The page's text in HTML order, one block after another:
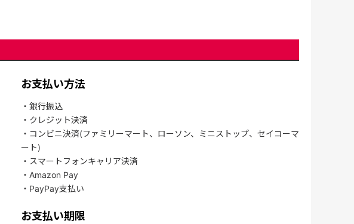
お支払い方法
・銀行振込
・クレジット決済
・コンビニ決済(ファミリーマート、ローソン、ミニストップ、セイコーマ
ート)
・スマートフォンキャリア決済
・Amazon Pay
・PayPay支払い
お支払い期限